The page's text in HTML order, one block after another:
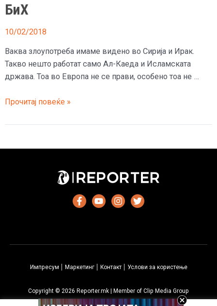
БиХ
10/02/2018
Ваква злоупотреба имаме видено во Сирија и Ирак.
Такво нешто работат само Ал-Каеда и Исламската
држава. Тоа во Европа не се прави, особено тоа не …
Безбедносен
открива
Прочитај повеќе »
Copyright © 2026 Reporter.mk | Member of Clip Media Group
Импресум Маркетинг Контакт Услови за користење